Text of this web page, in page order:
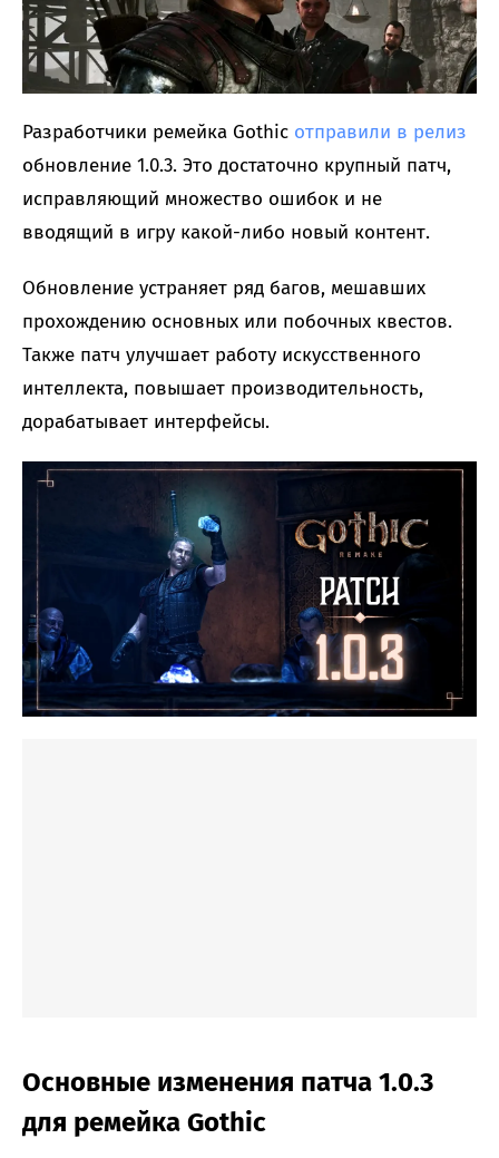
Разработчики ремейка Gothic отправили в релиз
обновление 1.0.3. Это достаточно крупный патч,
исправляющий множество ошибок и не
вводящий в игру какой-либо новый контент.
Обновление устраняет ряд багов, мешавших
прохождению основных или побочных квестов.
Также патч улучшает работу искусственного
интеллекта, повышает производительность,
дорабатывает интерфейсы.
Основные изменения патча 1.0.3
для ремейка Gothic